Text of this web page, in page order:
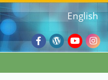
Facebook
Wordpress
Blog
English